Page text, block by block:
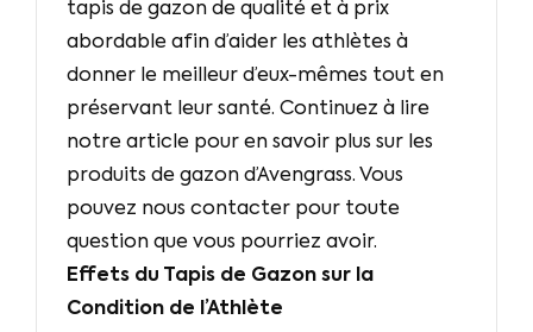
tapis de gazon de qualité et à prix
abordable afin d’aider les athlètes à
donner le meilleur d’eux-mêmes tout en
préservant leur santé. Continuez à lire
notre article pour en savoir plus sur les
produits de gazon d’Avengrass. Vous
pouvez nous contacter pour toute
question que vous pourriez avoir.
Effets du Tapis de Gazon sur la
Condition de l’Athlète